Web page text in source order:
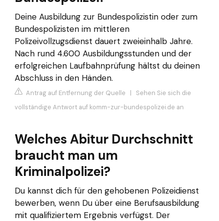
Deine Ausbildung zur Bundespolizistin oder zum
Bundespolizisten im mittleren
Polizeivollzugsdienst dauert zweieinhalb Jahre.
Nach rund 4.600 Ausbildungsstunden und der
erfolgreichen Laufbahnprüfung hältst du deinen
Abschluss in den Händen.
Antrag auf Entfernung der Quelle | Sehen Sie sich die
vollständige Antwort auf komm-zur-bundespolizei.de an
Welches Abitur Durchschnitt
braucht man um
Kriminalpolizei?
Du kannst dich für den gehobenen Polizeidienst
bewerben, wenn Du über eine Berufsausbildung
mit qualifiziertem Ergebnis verfügst. Der